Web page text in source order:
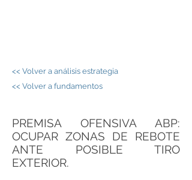
<< Volver a análisis estrategia
<< Volver a fundamentos
PREMISA OFENSIVA ABP:
OCUPAR ZONAS DE REBOTE
ANTE POSIBLE TIRO
EXTERIOR.